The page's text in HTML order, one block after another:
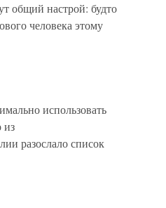
общий настрой: будто
человека этому
использовать
из
разослало список